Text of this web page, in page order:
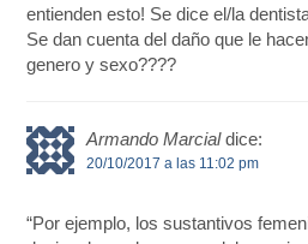
entienden esto! Se dice el/la
Se dan cuenta del daño que le
genero y sexo????
Armando Marcial dice:
20/10/2017 a las 11:02 pm
“Por ejemplo, los sustantivos